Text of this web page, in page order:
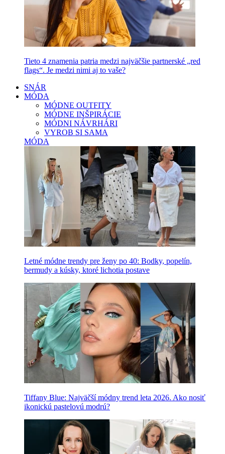
Tieto 4 znamenia patria medzi najväčšie partnerské „red
flags“. Je medzi nimi aj to vaše?
SNÁR
MÓDA
MÓDNE OUTFITY
MÓDNE INŠPIRÁCIE
MÓDNI NÁVRHÁRI
VYROB SI SAMA
MÓDA
Letné módne trendy pre ženy po 40: Bodky, popelín,
bermudy a kúsky, ktoré lichotia postave
Tiffany Blue: Najväčší módny trend leta 2026. Ako nosiť
ikonickú pastelovú modrú?